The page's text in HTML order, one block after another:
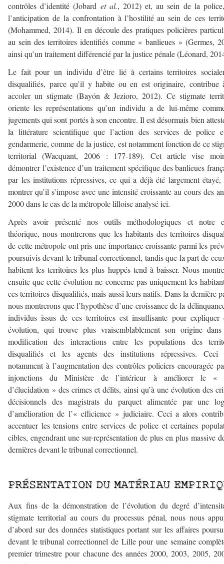
contrôles d’identité (Jobard et al., 2012) et, au sein de la
l’anticipation de la confrontation à l’hostilité au sein de ces
(Mohammed, 2014). Il en découle des pratiques policières
au sein des territoires identifiés comme « banlieues » (Germes,
ainsi qu’un traitement différencié par la justice pénale (Léonard,
Le fait pour un individu d’être lié à certains territoires
disqualifiés, parce qu’il y habite ou en est originaire, contribue
accoler un stigmate (Bayón & Jezioro, 2012). Ce stigmate
oriente les représentations qu’un individu a de lui-même
jugements qui sont portés à son encontre. Il est désormais bien
la littérature scientifique que l’action des services de police
gendarmerie, comme de la justice, est notamment fonction de ce
territorial (Wacquant, 2006 : 177-189). Cet article vise
démontrer l’existence d’un traitement spécifique des banlieues
par les institutions répressives, ce qui a déjà été largement étayé,
montrer qu’il s’impose avec une intensité croissante au cours des
2000 dans le cas de la métropole lilloise analysé ici.
Après avoir présenté nos outils méthodologiques et notre
théorique, nous montrerons que les habitants des territoires
de cette métropole ont pris une importance croissante parmi les
poursuivis devant le tribunal correctionnel, tandis que la part de
habitent les territoires les plus huppés tend à baisser. Nous
ensuite que cette évolution ne concerne pas uniquement les
ces territoires disqualifiés, mais aussi leurs natifs. Dans la dernière
nous montrerons que l’hypothèse d’une croissance de la
individus issus de ces territoires est insuffisante pour expliquer
évolution, qui trouve plus vraisemblablement son origine
modification des interactions entre les populations des
disqualifiés et les agents des institutions répressives. Ceci
notamment à l’augmentation des contrôles policiers encouragée
injonctions du Ministère de l’intérieur à améliorer le «
d’élucidation » des crimes et délits, ainsi qu’à une évolution des
décisionnels des magistrats du parquet alimentée par une
d’amélioration de l’« efficience » judiciaire. Ceci a alors
accentuer les tensions entre services de police et certaines
cibles, engendrant une sur-représentation de plus en plus massive
dernières devant le tribunal correctionnel.
PRÉSENTATION DU MATÉRIAU
Aux fins de la démonstration de l’évolution du degré
stigmate territorial au cours du processus pénal, nous nous
d’abord sur des données statistiques portant sur les affaires
devant le tribunal correctionnel de Lille pour une semaine
premier trimestre pour chacune des années 2000, 2003, 2005,